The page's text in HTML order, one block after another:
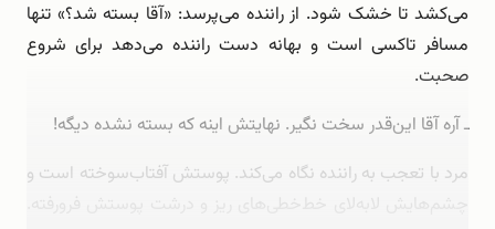
می‌کشد تا خشک شود. از راننده می‌پرسد: «آقا بسته شد؟» تنها
مسافر تاکسی است و بهانه دست راننده می‌دهد برای شروع
صحبت.
ـ آره آقا این‌قدر سخت نگیر. نهایتش اینه که بسته نشده دیگه!
مرد با تعجب به راننده نگاه می‌کند. پوستش آفتاب‌سوخته است و